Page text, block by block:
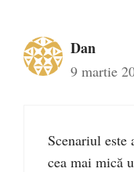
Dan
9 martie
Scenariul
cea mai mică